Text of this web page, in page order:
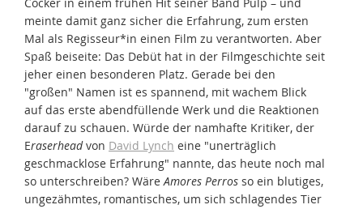
meinte damit ganz sicher die Erfahrung, zum ersten
Mal als Regisseur*in einen Film zu verantworten. Aber
Spaß beiseite: Das Debüt hat in der Filmgeschichte seit
jeher einen besonderen Platz. Gerade bei den
"großen" Namen ist es spannend, mit wachem Blick
auf das erste abendfüllende Werk und die Reaktionen
darauf zu schauen. Würde der namhafte Kritiker, der
Eraserheadvon David Lynch eine "unerträglich
geschmacklose Erfahrung" nannte, das heute noch mal
so unterschreiben? WäreAmores Perros so ein blutiges,
ungezähmtes, romantisches, um sich schlagendes Tier